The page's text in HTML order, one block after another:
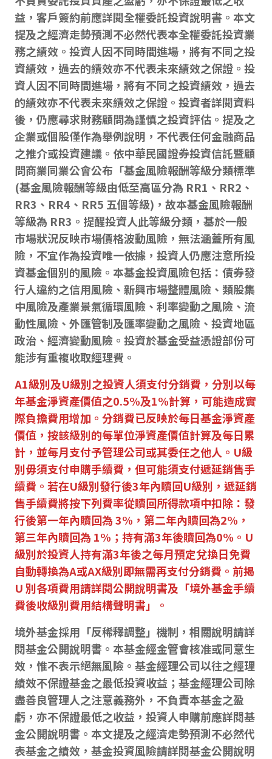
益，客戶簽約前應詳閱全權委託投資說明書。本文
提及之經濟走勢預測不必然代表本全權委託投資業
務之績效。投資人因不同時間進場，將有不同之投
資績效，過去的績效亦不代表未來績效之保證。投
資人因不同時間進場，將有不同之投資績效，過去
的績效亦不代表未來績效之保證。投資者詳閱資料
後，仍應尋求財務顧問為謹慎之投資評估。提及之
企業或個股僅作為舉例說明，不代表任何金融商品
之推介或投資建議。依中華民國證券投資信託暨顧
問商業同業公會公布「基金風險報酬等級分類標準
(基金風險報酬等級由低至高區分為 RR1、RR2、
RR3、RR4、RR5 五個等級)，故本基金風險報酬
等級為 RR3。提醒投資人此等級分類，基於一般
市場狀況反映市場價格波動風險，無法涵蓋所有風
險，不宜作為投資唯一依據，投資人仍應注意所投
資基金個別的風險。本基金投資風險包括：債券發
行人違約之信用風險、新興市場整體風險、類股集
中風險及產業景氣循環風險、利率變動之風險、流
動性風險、外匯管制及匯率變動之風險、投資地區
政治、經濟變動風險。投資於基金受益憑證部份可
能涉有重複收取經理費。
A1級別及U級別之投資人須支付分銷費，分別以每
年基金淨資產價值之0.5%及1%計算，可能造成實
際負擔費用增加。分銷費已反映於每日基金淨資產
價值，按該級別的每單位淨資產價值計算及每日累
計，並每月支付予管理公司或其委任之他人。U級
別毋須支付申購手續費，但可能須支付遞延銷售手
續費。若在U級別發行後3年內贖回U級別，遞延銷
售手續費將按下列費率從贖回所得款項中扣除：發
行後第一年內贖回為 3%，第二年內贖回為2%，
第三年內贖回為 1%；持有滿3年後贖回為0%。U
級別於投資人持有滿3年後之每月預定兌換日免費
自動轉換為A或AX級別即無需再支付分銷費。前揭
U 別各項費用請詳閱公開說明書及「境外基金手續
費後收級別費用結構聲明書」。
境外基金採用「反稀釋調整」機制，相關說明請詳
閱基金公開說明書。本基金經金管會核准或同意生
效，惟不表示絕無風險。基金經理公司以往之經理
績效不保證基金之最低投資收益；基金經理公司除
盡善良管理人之注意義務外，不負責本基金之盈
虧，亦不保證最低之收益，投資人申購前應詳閱基
金公開說明書。本文提及之經濟走勢預測不必然代
表基金之績效，基金投資風險請詳閱基金公開說明